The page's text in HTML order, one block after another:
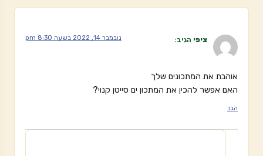
ציפי הגיב: נובמבר 14, 2022 בשעה 8:30 pm
אוהבת את המתכונים שלך
האם אפשר להכין את המתכון ים סייטן קנוי?
הגב